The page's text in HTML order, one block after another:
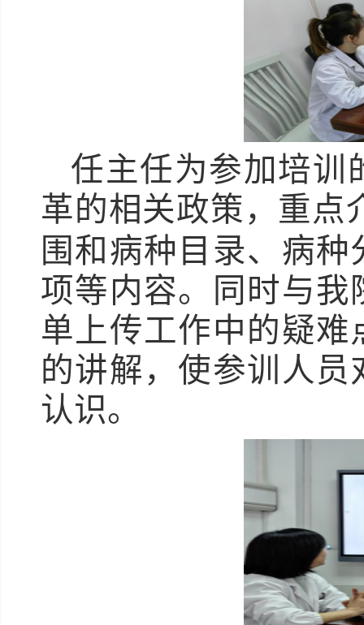
任主任为参加培训
革的相关政策，重点
围和病种目录、病
项等内容。同时与
单上传工作中的疑
的讲解，使参训人
认识。